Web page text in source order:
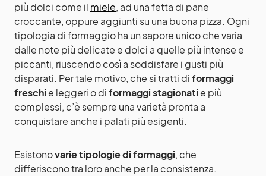
più dolci come il miele, ad una fetta di pane
croccante, oppure aggiunti su una buona pizza. Ogni
tipologia di formaggio ha un sapore unico che varia
dalle note più delicate e dolci a quelle più intense e
piccanti, riuscendo così a soddisfare i gusti più
disparati. Per tale motivo, che si tratti diformaggi
freschi e leggeri o diformaggi stagionati e più
complessi, c’è sempre una varietà pronta a
conquistare anche i palati più esigenti.
Esistonovarie tipologie di formaggi, che
differiscono tra loro anche per la consistenza.